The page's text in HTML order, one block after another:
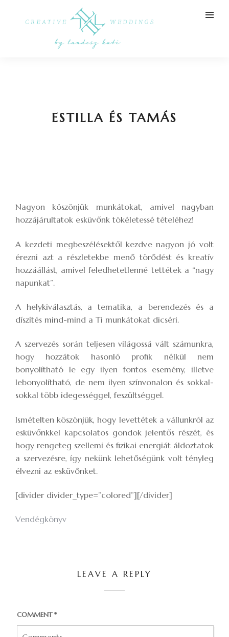
ESTILLA ÉS TAMÁS
Nagyon köszönjük munkátokat, amivel nagyban
hozzájárultatok esküvőnk tökéletessé tételéhez!
A kezdeti megbeszélésektől kezdve nagyon jó volt
érezni azt a részletekbe menő törődést és kreatív
hozzáállást, amivel feledhetetlenné tettétek a “nagy
napunkat”.
A helykiválasztás, a tematika, a berendezés és a
díszítés mind-mind a Ti munkátokat dicséri.
A szervezés során teljesen világossá vált számunkra,
hogy hozzátok hasonló profik nélkül nem
bonyolítható le egy ilyen fontos esemény, illetve
lebonyolítható, de nem ilyen színvonalon és sokkal-
sokkal több idegességgel, feszültséggel.
Ismételten köszönjük, hogy levettétek a vállunkról az
esküvőnkkel kapcsolatos gondok jelentős részét, és
hogy rengeteg szellemi és fizikai energiát áldoztatok
a szervezésre, így nekünk lehetőségünk volt tényleg
élvezni az esküvőnket.
[divider divider_type=”colored”][/divider]
Vendégkönyv
LEAVE A REPLY
COMMENT*